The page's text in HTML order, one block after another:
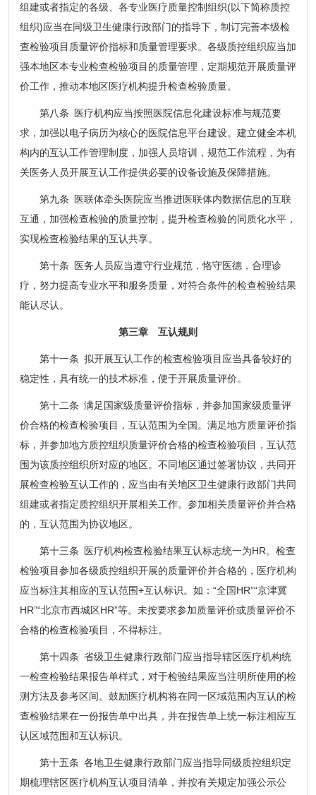
组建或者指定的各级、各专业医疗质量控制组织(以下简称质控
组织)应当在同级卫生健康行政部门的指导下，制订完善本级检
查检验项目质量评价指标和质量管理要求。各级质控组织应当加
强本地区本专业检查检验项目的质量管理，定期规范开展质量评
价工作，推动本地区医疗机构提升检查检验质量。
第八条 医疗机构应当按照医院信息化建设标准与规范要
求，加强以电子病历为核心的医院信息平台建设。建立健全本机
构内的互认工作管理制度，加强人员培训，规范工作流程，为有
关医务人员开展互认工作提供必要的设备设施及保障措施。
第九条 医联体牵头医院应当推进医联体内数据信息的互联
互通，加强检查检验的质量控制，提升检查检验的同质化水平，
实现检查检验结果的互认共享。
第十条 医务人员应当遵守行业规范，恪守医德，合理诊
疗，努力提高专业水平和服务质量，对符合条件的检查检验结果
能认尽认。
第三章 互认规则
第十一条 拟开展互认工作的检查检验项目应当具备较好的
稳定性，具有统一的技术标准，便于开展质量评价。
第十二条 满足国家级质量评价指标，并参加国家级质量评
价合格的检查检验项目，互认范围为全国。满足地方质量评价指
标，并参加地方质控组织质量评价合格的检查检验项目，互认范
围为该质控组织所对应的地区。不同地区通过签署协议，共同开
展检查检验互认工作的，应当由有关地区卫生健康行政部门共同
组建或者指定质控组织开展相关工作。参加相关质量评价并合格
的，互认范围为协议地区。
第十三条 医疗机构检查检验结果互认标志统一为HR。检查
检验项目参加各级质控组织开展的质量评价并合格的，医疗机构
应当标注其相应的互认范围+互认标识。如：“全国HR”“京津冀
HR”“北京市西城区HR”等。未按要求参加质量评价或质量评价不
合格的检查检验项目，不得标注。
第十四条 省级卫生健康行政部门应当指导辖区医疗机构统
一检查检验结果报告单样式，对于检验结果应当注明所使用的检
测方法及参考区间。鼓励医疗机构将在同一区域范围内互认的检
查检验结果在一份报告单中出具，并在报告单上统一标注相应互
认区域范围和互认标识。
第十五条 各地卫生健康行政部门应当指导同级质控组织定
期梳理辖区医疗机构互认项目清单，并按有关规定加强公示公